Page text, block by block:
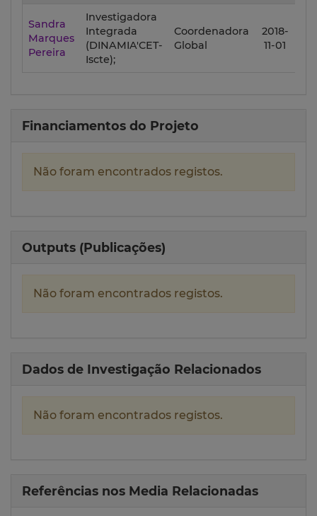
Sandra
Marques
Pereira
Investigadora
Integrada
(DINAMIA'CET-
Iscte);
Coordenadora
Global
2018-
11-01
Financiamentos do Projeto
Não foram encontrados registos.
Outputs (Publicações)
Não foram encontrados registos.
Dados de Investigação Relacionados
Não foram encontrados registos.
Referências nos Media Relacionadas